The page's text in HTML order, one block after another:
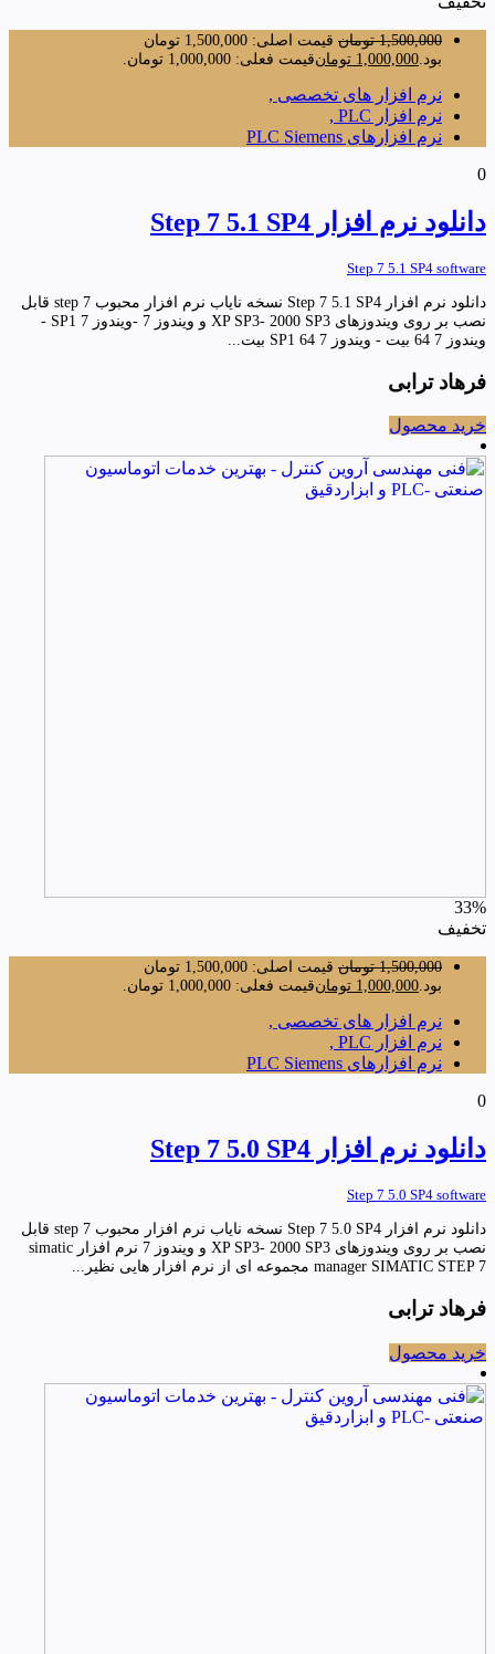
1,500,000 تومان
قیمت اصلی: 1,500,000 تومان
بود.1,000,000 تومانقیمت فعلی: 1,000,000 تومان.
نرم افزار های تخصصی ,
نرم افزار PLC ,
نرم افزارهای PLC Siemens
0
دانلود نرم افزار Step 7 5.1 SP4
Step 7 5.1 SP4 software
دانلود نرم افزار Step 7 5.1 SP4 نسخه نایاب نرم افزار محبوب step 7 قابل
نصب بر روی ویندوزهای XP SP3- 2000 SP3 و ویندوز 7 -ویندوز 7 SP1 -
ویندوز 7 64 بیت - ویندوز 7 SP1 64 بیت...
فرهاد ترابی
خرید محصول
33%
تخفیف
1,500,000 تومان
قیمت اصلی: 1,500,000 تومان
بود.1,000,000 تومانقیمت فعلی: 1,000,000 تومان.
نرم افزار های تخصصی ,
نرم افزار PLC ,
نرم افزارهای PLC Siemens
0
دانلود نرم افزار Step 7 5.0 SP4
Step 7 5.0 SP4 software
دانلود نرم افزار Step 7 5.0 SP4 نسخه نایاب نرم افزار محبوب step 7 قابل
نصب بر روی ویندوزهای XP SP3- 2000 SP3 و ویندوز 7 نرم افزار simatic
manager SIMATIC STEP 7 مجموعه ای از نرم افزار هایی نظیر...
فرهاد ترابی
خرید محصول